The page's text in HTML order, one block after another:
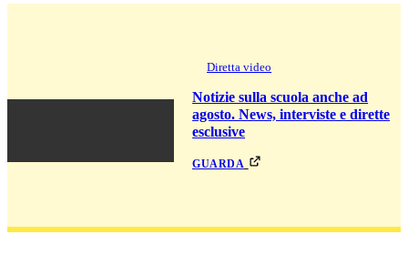
Diretta video
Notizie sulla scuola anche ad
agosto. News, interviste e dirette
esclusive
guarda